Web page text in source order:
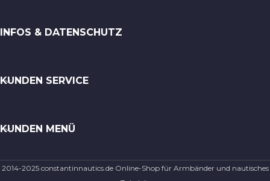
INFOS & DATENSCHUTZ
KUNDEN SERVICE
KUNDEN MENÜ
2014-2025 constantinnautics.de Online-Shop für Armbänder und nautisches